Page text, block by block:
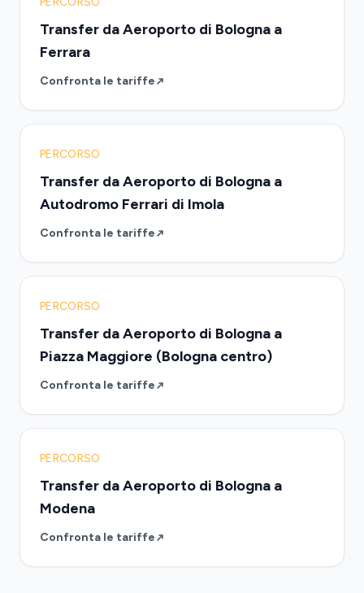
Transfer da Aeroporto di Bologna a
Ferrara
Confronta le tariffe
PERCORSO
Transfer da Aeroporto di Bologna a
Autodromo Ferrari di Imola
Confronta le tariffe
PERCORSO
Transfer da Aeroporto di Bologna a
Piazza Maggiore (Bologna centro)
Confronta le tariffe
PERCORSO
Transfer da Aeroporto di Bologna a
Modena
Confronta le tariffe